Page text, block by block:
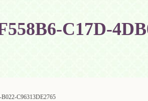
C17D-
C96313DE2765